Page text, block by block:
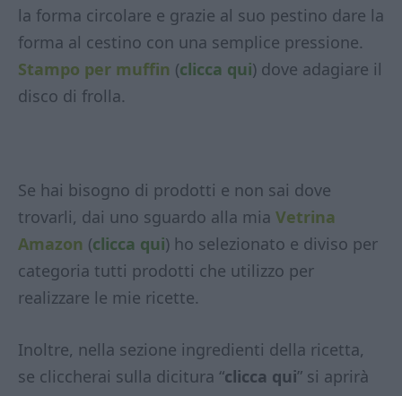
la forma circolare e grazie al suo pestino dare la
forma al cestino con una semplice pressione.
Stampo per muffin (clicca qui) dove adagiare il
disco di frolla.
Se hai bisogno di prodotti e non sai dove
trovarli, dai uno sguardo alla mia Vetrina
Amazon (clicca qui) ho selezionato e diviso per
categoria tutti prodotti che utilizzo per
realizzare le mie ricette.
Inoltre, nella sezione ingredienti della ricetta,
se cliccherai sulla dicitura “clicca qui” si aprirà